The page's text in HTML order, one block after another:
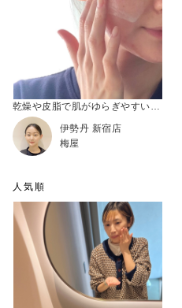
乾燥や皮脂で肌がゆらぎやすい時期の味方
伊勢丹 新宿店
梅屋
人気順